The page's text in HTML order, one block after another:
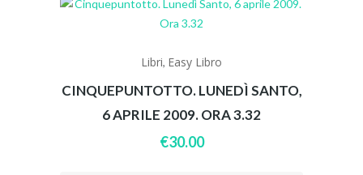
Libri, Easy Libro
CINQUEPUNTOTTO. LUNEDÌ SANTO,
6 APRILE 2009. ORA 3.32
€30.00